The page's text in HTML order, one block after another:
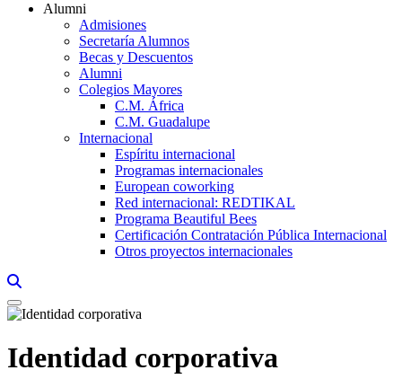
Alumni
Admisiones
Secretaría Alumnos
Becas y Descuentos
Alumni
Colegios Mayores
C.M. África
C.M. Guadalupe
Internacional
Espíritu internacional
Programas internacionales
European coworking
Red internacional: REDTIKAL
Programa Beautiful Bees
Certificación Contratación Pública Internacional
Otros proyectos internacionales
Identidad corporativa